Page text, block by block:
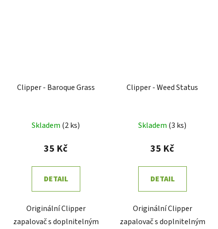
Clipper - Baroque Grass
Skladem (2 ks)
35 Kč
DETAIL
Originální Clipper
zapalovač s doplnitelným
Clipper - Weed Status
Skladem (3 ks)
35 Kč
DETAIL
Originální Clipper
zapalovač s doplnitelným